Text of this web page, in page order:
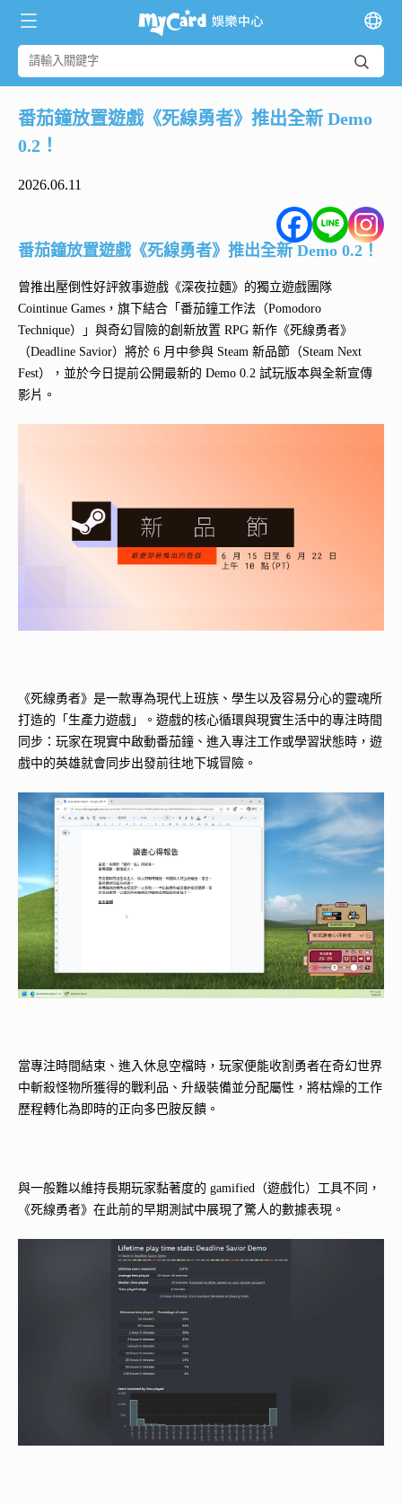
番茄鐘放置遊戲《死線勇者》推出全新 Demo
0.2！
2026.06.11
番茄鐘放置遊戲《死線勇者》推出全新 Demo 0.2！
曾推出壓倒性好評敘事遊戲《深夜拉麵》的獨立遊戲團隊
Cointinue Games，旗下結合「番茄鐘工作法（Pomodoro
Technique）」與奇幻冒險的創新放置 RPG 新作《死線勇者》
（Deadline Savior）將於 6 月中參與 Steam 新品節（Steam Next
Fest），並於今日提前公開最新的 Demo 0.2 試玩版本與全新宣傳
影片。
《死線勇者》是一款專為現代上班族、學生以及容易分心的靈魂所
打造的「生產力遊戲」。遊戲的核心循環與現實生活中的專注時間
同步：玩家在現實中啟動番茄鐘、進入專注工作或學習狀態時，遊
戲中的英雄就會同步出發前往地下城冒險。
當專注時間結束、進入休息空檔時，玩家便能收割勇者在奇幻世界
中斬殺怪物所獲得的戰利品、升級裝備並分配屬性，將枯燥的工作
歷程轉化為即時的正向多巴胺反饋。
與一般難以維持長期玩家黏著度的 gamified（遊戲化）工具不同，
《死線勇者》在此前的早期測試中展現了驚人的數據表現。